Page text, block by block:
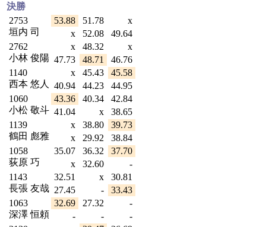
決勝
2753
垣内 司
53.88 51.78
x
x
52.08
49.64
2762
小林 俊陽
x 48.32
x
47.73
48.71
46.76
1140
西本 悠人
x 45.43
45.58
40.94
44.23
44.95
1060
小松 敬斗
43.36 40.34
42.84
41.04
x
38.65
1139
鶴田 彪雅
x 38.80
39.73
x
29.92
38.84
1058
荻原 巧
35.07 36.32
37.70
x
32.60
-
1143
長張 友哉
32.51 x
30.81
27.45
-
33.43
1063
深澤 恒頼
32.69 27.32
-
-
-
-